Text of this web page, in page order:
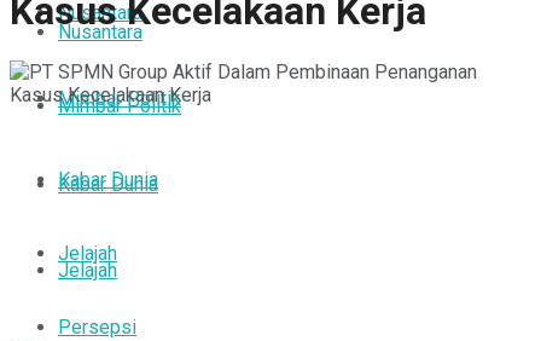
Nusantara
Mimbar Politik
Kabar Dunia
Jelajah
Nusantara
Mimbar Politik
Kabar Dunia
Jelajah
Persepsi
Kasus Kecelakaan Kerja